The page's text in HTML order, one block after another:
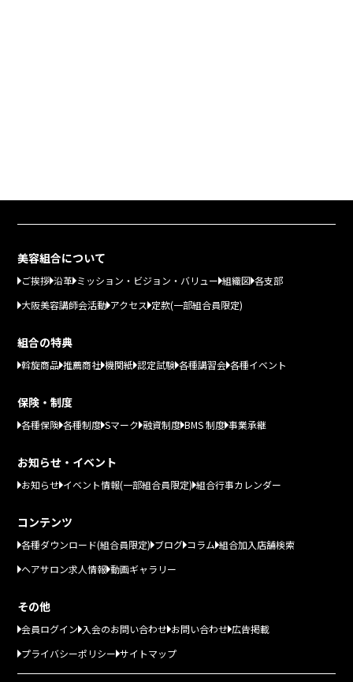
美容組合について
ご挨拶 沿革 ミッション・ビジョン・バリュー 組織図 各支部
大阪美容講師会活動 アクセス 定款(一部組合員限定)
組合の特典
斡旋商品 推薦商社 機関紙 認定試験 各種講習会 各種イベント
保険・制度
各種保険 各種制度 Sマーク 融資制度 BMS 制度 事業承継
お知らせ・イベント
お知らせ イベント情報(一部組合員限定) 組合行事カレンダー
コンテンツ
各種ダウンロード(組合員限定) ブログ コラム 組合加入店舗検索
ヘアサロン求人情報 動画ギャラリー
その他
会員ログイン 入会のお問い合わせ お問い合わせ 広告掲載
プライバシーポリシー サイトマップ